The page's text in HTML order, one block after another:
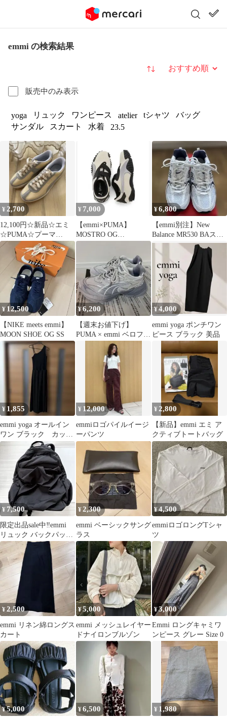
emmi の検索結果
販売中のみ表示
並び替え
yoga リュック ワンピース atelier tシャツ
バッグ
サンダル
スカート 水着 23.5
¥ 2,700
12,100円☆新品☆エミ
☆PUMA☆プーマ
☆EMMI☆スニーカー
☆24cm
¥ 7,000
【emmi×PUMA】
MOSTRO OG
（BEG） 24
¥6,800
【emmi別注】New
Balance MR530 BAスニ
ーカー
¥12,500
【NIKE meets emmi】
MOON SHOE OG SS
¥6,200
【週末お値下げ】
PUMA × emmi ベロファ
シス コラボスニーカー
¥4,000
emmi yoga ポンチワン
ピース ブラック 美品
¥ 1,855
emmi yoga オールイン
ワン ブラック カップ
付き サイズ0
¥ 12,000
emmiロゴパイルイージ
ーパンツ
¥2,800
【新品】emmi エミ ア
クティブトートバッグ
¥ 7,500
限定出品sale中‼️emmi
リュック バックパック
ブラック
¥2,300
emmi ベーシックサング
ラス
¥4,500
emmiロゴロングTシャ
ツ
¥2,500
emmi リネン綿ロングス
カート
¥5,000
emmi メッシュレイヤー
ドナイロンブルゾン
¥3,000
Emmi ロングキャミワ
ンピース グレー Size 0
¥5,000 ¥6,500 ¥ 1,980